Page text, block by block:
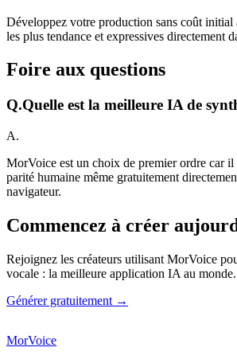
Développez votre production sans coût initial
les plus tendance et expressives directement
Foire aux questions
Q.Quelle est la meilleure IA de
A.
MorVoice est un choix de premier ordre car il
parité humaine même gratuitement
navigateur.
Commencez à créer
Rejoignez les créateurs utilisant MorVoice
vocale : la meilleure application IA au monde.
Générer gratuitement →
MorVoice